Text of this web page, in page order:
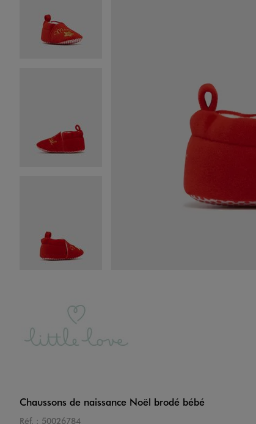
Chaussons de naissance Noël brodé bébé
Réf. : 50026784